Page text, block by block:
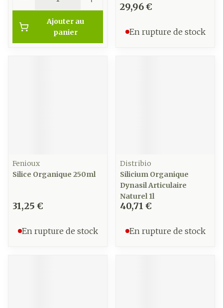
Ajouter au
panier
29,96 €
En rupture de stock
Fenioux
Silice Organique 250ml
31,25 €
En rupture de stock
Distribio
Silicium Organique
Dynasil Articulaire
Naturel 1l
40,71 €
En rupture de stock